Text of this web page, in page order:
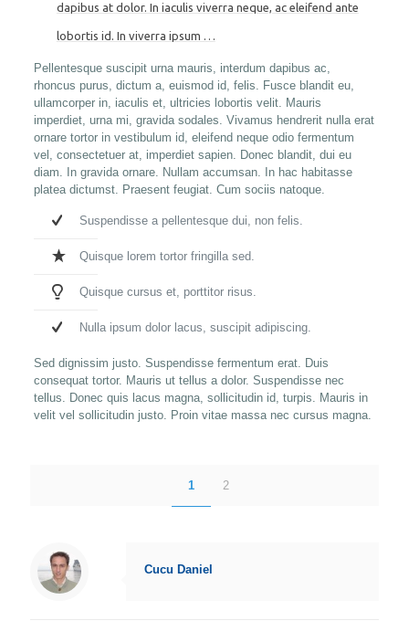
dapibus at dolor. In iaculis viverra neque, ac eleifend ante
lobortis id. In viverra ipsum …
Pellentesque suscipit urna mauris, interdum dapibus ac,
rhoncus purus, dictum a, euismod id, felis. Fusce blandit eu,
ullamcorper in, iaculis et, ultricies lobortis velit. Mauris
imperdiet, urna mi, gravida sodales. Vivamus hendrerit nulla erat
ornare tortor in vestibulum id, eleifend neque odio fermentum
vel, consectetuer at, imperdiet sapien. Donec blandit, dui eu
diam. In gravida ornare. Nullam accumsan. In hac habitasse
platea dictumst. Praesent feugiat. Cum sociis natoque.
Suspendisse a pellentesque dui, non felis.
Quisque lorem tortor fringilla sed.
Quisque cursus et, porttitor risus.
Nulla ipsum dolor lacus, suscipit adipiscing.
Sed dignissim justo. Suspendisse fermentum erat. Duis
consequat tortor. Mauris ut tellus a dolor. Suspendisse nec
tellus. Donec quis lacus magna, sollicitudin id, turpis. Mauris in
velit vel sollicitudin justo. Proin vitae massa nec cursus magna.
1 2
Cucu Daniel